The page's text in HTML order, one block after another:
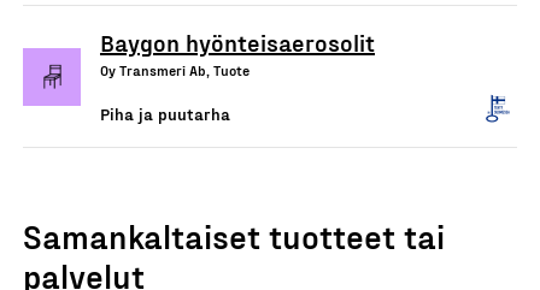
Baygon hyönteisaerosolit
Oy Transmeri Ab, Tuote
Piha ja puutarha
Samankaltaiset tuotteet tai
palvelut